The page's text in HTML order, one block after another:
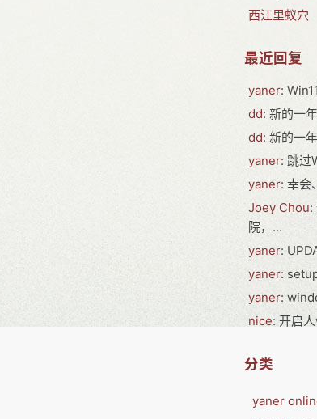
西江里蚁穴
最近回复
yaner:
dd: 新的一
dd: 新的一
yaner: 跳过
yaner: 幸会
Joey Chou:
院，...
yaner:
yaner:
yaner:
nice: 开启
分类
yaner